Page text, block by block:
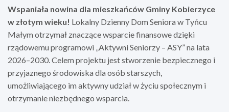
Wspaniała nowina dla mieszkańców Gminy Kobierzyce
w złotym wieku! Lokalny Dzienny Dom Seniora w Tyńcu
Małym otrzymał znaczące wsparcie finansowe dzięki
rządowemu programowi „Aktywni Seniorzy – ASY” na lata
2026–2030. Celem projektu jest stworzenie bezpiecznego i
przyjaznego środowiska dla osób starszych,
umożliwiającego im aktywny udział w życiu społecznym i
otrzymanie niezbędnego wsparcia.